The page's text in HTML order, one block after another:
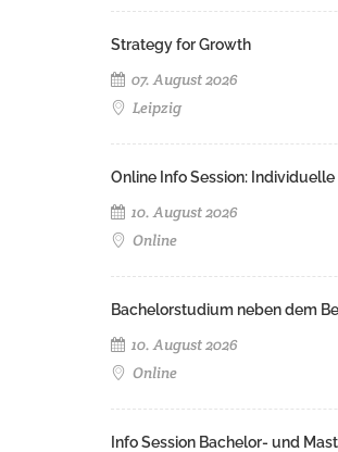
Strategy for Growth
07. August 2026
Leipzig
Online Info Session: Individuelle
10. August 2026
Online
Bachelorstudium neben dem
10. August 2026
Online
Info Session Bachelor- und